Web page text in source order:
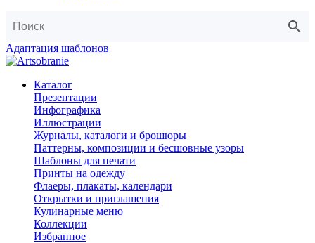
Адаптация шаблонов
Каталог
Презентации
Инфографика
Иллюстрации
Журналы, каталоги и брошюры
Паттерны, композиции и бесшовные узоры
Шаблоны для печати
Принты на одежду
Флаеры, плакаты, календари
Открытки и приглашения
Кулинарные меню
Коллекции
Избранное